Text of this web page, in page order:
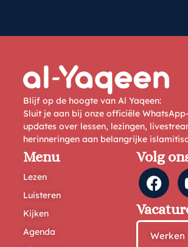
Blijf op de hoogte van Al Yaqeen:
Sluit je aan bij onze officiële
updates over lessen, lezingen,
herinneringen aan belangrijke
Menu
Lezen
Luisteren
Kijken
Agenda
Volg
Werken